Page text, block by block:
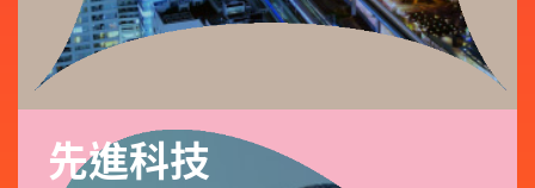
先進科技